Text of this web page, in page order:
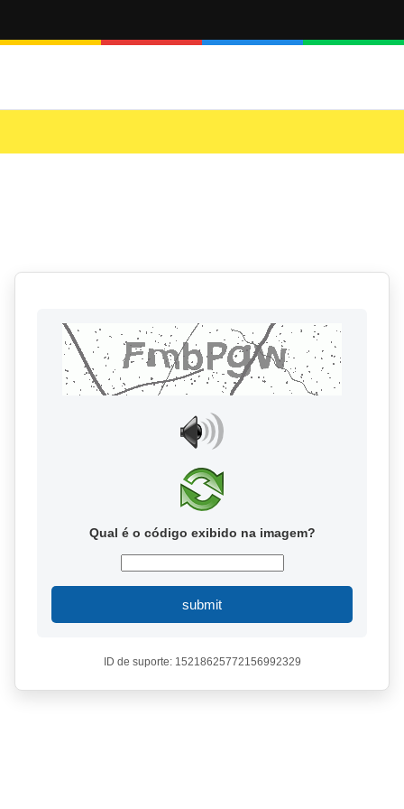
Qual é o código exibido na imagem?
submit
ID de suporte: 15218625772156992329